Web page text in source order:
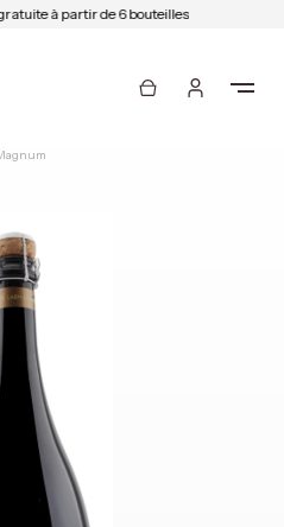
à partir de 6 bouteilles